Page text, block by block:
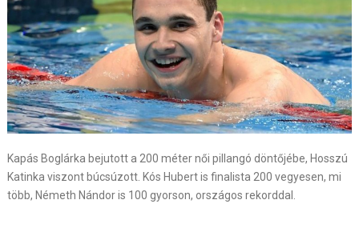
Kapás Boglárka bejutott a 200 méter női pillangó döntőjébe, Hosszú
Katinka viszont búcsúzott. Kós Hubert is finalista 200 vegyesen, mi
több, Németh Nándor is 100 gyorson, országos rekorddal.